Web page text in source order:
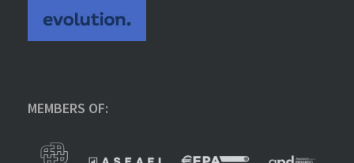
MEMBERS OF: